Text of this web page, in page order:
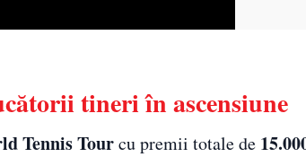
tineri în ascensiune
Tennis Tourcu premii totale de